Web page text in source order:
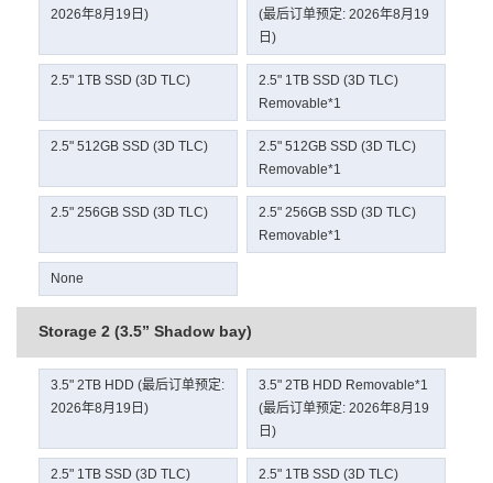
2026年8月19日)
(最后订单预定: 2026年8月19
日)
2.5" 1TB SSD (3D TLC)
2.5" 1TB SSD (3D TLC)
Removable*1
2.5" 512GB SSD (3D TLC)
2.5" 512GB SSD (3D TLC)
Removable*1
2.5" 256GB SSD (3D TLC)
2.5" 256GB SSD (3D TLC)
Removable*1
None
Storage 2 (3.5” Shadow bay)
3.5" 2TB HDD (最后订单预定:
2026年8月19日)
3.5" 2TB HDD Removable*1
(最后订单预定: 2026年8月19
日)
2.5" 1TB SSD (3D TLC)
2.5" 1TB SSD (3D TLC)